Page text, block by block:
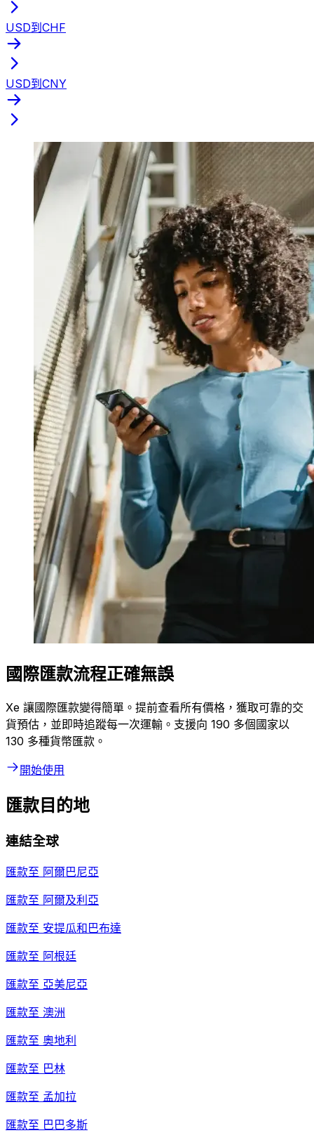
USD到CHF
USD到CNY
國際匯款流程正確無誤
Xe 讓國際匯款變得簡單。提前查看所有價格，獲取可靠的交
貨預估，並即時追蹤每一次運輸。支援向 190 多個國家以
130 多種貨幣匯款。
開始使用
匯款目的地
連結全球
匯款至 阿爾巴尼亞
匯款至 阿爾及利亞
匯款至 安提瓜和巴布達
匯款至 阿根廷
匯款至 亞美尼亞
匯款至 澳洲
匯款至 奧地利
匯款至 巴林
匯款至 孟加拉
匯款至 巴巴多斯